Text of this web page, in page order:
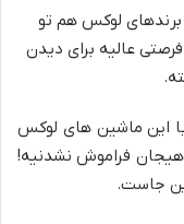
برندهای لوکس هم تو
عالیه برای دیدن
این ماشین های لوکس
فراموش نشدنیه!
جاست.